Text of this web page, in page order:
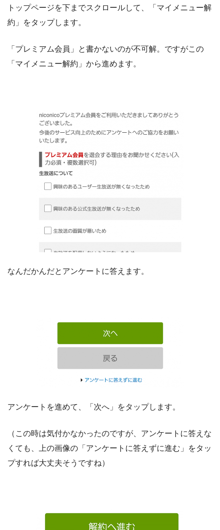
トップページを下までスクロールして、「マイメニュー解
約」をタップします。
「プレミアム会員」と書かないのが不可解。ですがこの
「マイメニュー解約」から進めます。
なんだかんだとアンケートに答えます。
アンケートを進めて、「次へ」をタップします。
（この時は気付かなかったのですが、アンケートに答えな
くても、上の画像の「アンケートに答えずに進む」をタッ
プすれば大丈夫そうですね）